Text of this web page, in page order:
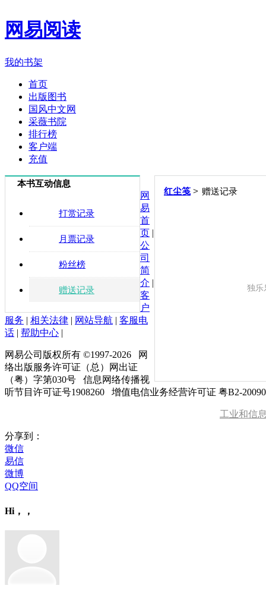
网易阅读
我的书架
首页
出版图书
国风中文网
采薇书院
排行榜
客户端
充值
本书互动信息
打赏记录
月票记录
粉丝榜
赠送记录
红尘笺 > 赠送记录
独乐
网
易
首
页 |
公
司
简
介 |
客
户
服务 | 相关法律 | 网站导航 | 客服电
话 | 帮助中心 |
网易公司版权所有 ©1997-2026 网
络出版服务许可证（总）网出证
（粤）字第030号 信息网络传播视
听节目许可证号1908260 增值电信业务经营许可证 粤B2-
工业和信
分享到：
微信
易信
微博
QQ空间
Hi，，